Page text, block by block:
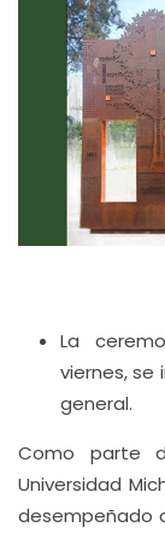
La
viernes, se
general.
Como parte
Universidad
desempeñado